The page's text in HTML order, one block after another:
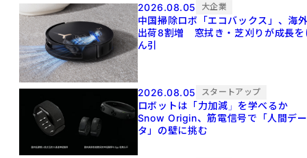
2026.08.05
大企業
中国掃除ロボ「エコバックス」、海
出荷8割増 窓拭き・芝刈りが成長を
ん引
2026.08.05 スタートアップ
ロボットは「力加減」を学べるか
Snow Origin、筋電信号で「人間デー
タ」の壁に挑む